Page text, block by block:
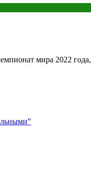
мира 2022